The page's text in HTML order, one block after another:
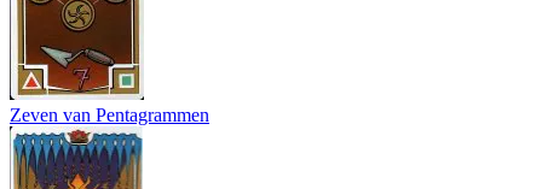
Zeven van Pentagrammen